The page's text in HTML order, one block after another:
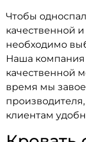
Чтобы
качественной
необходимо
Наша компания
качественной
время мы
клиентам